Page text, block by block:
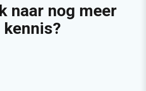
naar nog meer
kennis?